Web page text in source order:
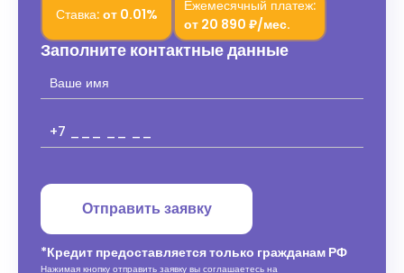
Ставка: от 0.01%
Ежемесячный платеж:
от 20 890 ₽/мес.
Заполните контактные данные
Отправить заявку
*Кредит предоставляется только гражданам РФ
Нажимая кнопку отправить заявку вы соглашаетесь на